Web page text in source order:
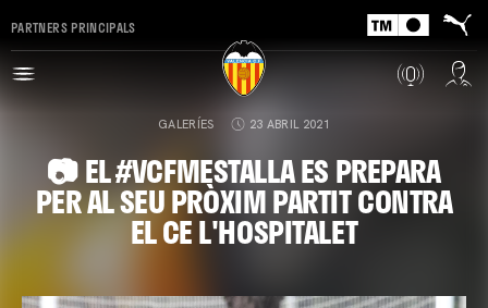
PARTNERS PRINCIPALS
GALERÍES 23 ABRIL 2021
📷 EL #VCFMESTALLA ES PREPARA
PER AL SEU PRÒXIM PARTIT CONTRA
EL CE L'HOSPITALET